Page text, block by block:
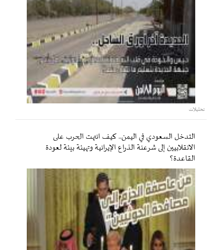
تحليلات
التدخل السعودي في اليمن.. كيف انتهت الحرب على
الانقلابيين إلى شرعنة الذراع الإيرانية وتهيئة بيئة لعودة
القاعدة؟